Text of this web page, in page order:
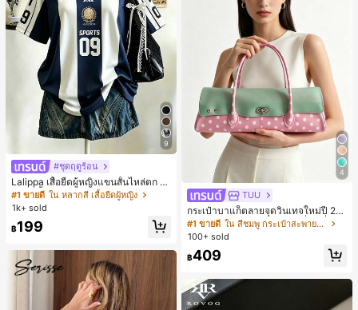
9
#ชุดฤดูร้อน
Lalippa เสื้อยืดผู้หญิงแขนสั้นไหล่ตก ค
อวีปกเสื้อ ลายพิมพ์ดิจิทัลลายทาง สไตล์
สปอร์ตแฟชั่นมินิมอล ของขวัญสำหรับเ
#1 ขายดี ใน หลากสี เสื้อยืดผู้หญิง
1k+ sold
฿199
4
TUU
กระเป๋าบาแก็ตลายจุดวินเทจใหม่ปี 20
26 สำหรับผู้หญิง กระเป๋าเจลลี่แฟชั่นสไ
ตล์หวาน ความจุขนาดใหญ่ กระเป๋าสะ
#1 ขายดี
ใน สีชมพู กระเป๋าสะพายผู้หญิง
100+ sold
฿409